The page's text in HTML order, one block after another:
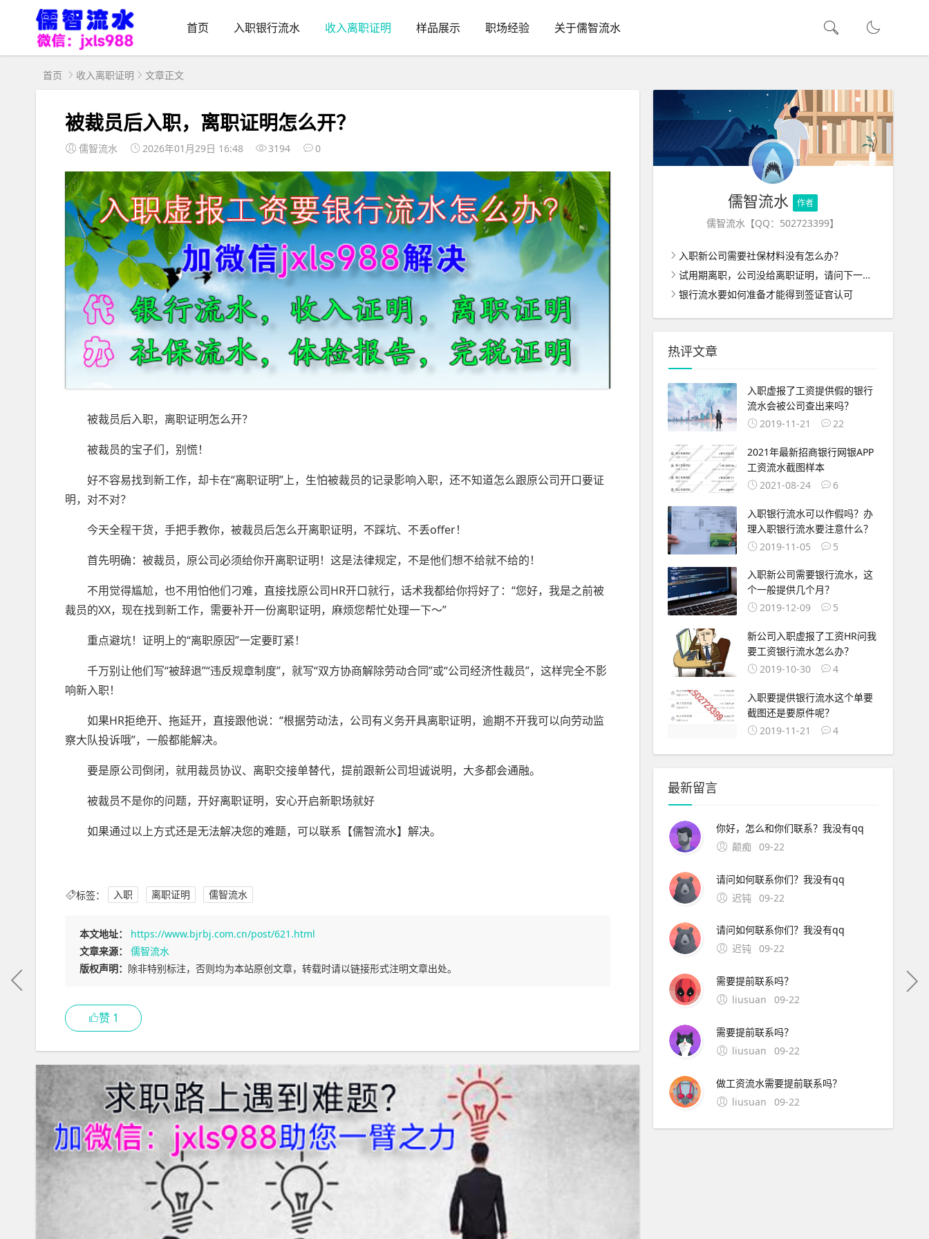
首页 入职银行流水 收入离职证明 样品展示 职场经验 关于儒智流水
首页 收入离职证明 文章正文
被裁员后入职，离职证明怎么开？
儒智流水 2026年01月29日 16:48 3194 0
被裁员后入职，离职证明怎么开？
被裁员的宝子们，别慌！
好不容易找到新工作，却卡在“离职证明”上，生怕被裁员的记录影响入职，还不知道怎么跟原公司开口要证
明，对不对？
今天全程干货，手把手教你，被裁员后怎么开离职证明，不踩坑、不丢offer！
首先明确：被裁员，原公司必须给你开离职证明！这是法律规定，不是他们想不给就不给的！
不用觉得尴尬，也不用怕他们刁难，直接找原公司HR开口就行，话术我都给你捋好了：“您好，我是之前被
裁员的XX，现在找到新工作，需要补开一份离职证明，麻烦您帮忙处理一下～”
重点避坑！证明上的“离职原因”一定要盯紧！
千万别让他们写“被辞退”“违反规章制度”，就写“双方协商解除劳动合同”或“公司经济性裁员”，这样完全不影
响新入职！
如果HR拒绝开、拖延开，直接跟他说：“根据劳动法，公司有义务开具离职证明，逾期不开我可以向劳动监
察大队投诉哦”，一般都能解决。
要是原公司倒闭，就用裁员协议、离职交接单替代，提前跟新公司坦诚说明，大多都会通融。
被裁员不是你的问题，开好离职证明，安心开启新职场就好
如果通过以上方式还是无法解决您的难题，可以联系【儒智流水】解决。
标签： 入职 离职证明 儒智流水
本文地址：
https://www.bjrbj.com.cn/post/621.html
文章来源：
儒智流水
版权声明： 除非特别标注，否则均为本站原创文章，转载时请以链接形式注明文章出处。
赞 1
儒智流水 作者
儒智流水【QQ：502723399】
入职新公司需要社保材料没有怎么办？
试用期离职，公司没给离职证明，请问下一家公司入职怎么办呢？
银行流水要如何准备才能得到签证官认可
热评文章
入职虚报了工资提供假的银行
流水会被公司查出来吗？
2019-11-21
22
2021年最新招商银行网银APP
工资流水截图样本
2021-08-24
6
入职银行流水可以作假吗？办
理入职银行流水要注意什么？
2019-11-05
5
入职新公司需要银行流水，这
个一般提供几个月？
2019-12-09
5
新公司入职虚报了工资HR问我
要工资银行流水怎么办？
2019-10-30
4
入职要提供银行流水这个单要
截图还是要原件呢？
2019-11-21
4
最新留言
你好，怎么和你们联系？我没有qq
颠痴 09-22
请问如何联系你们？我没有qq
迟钝 09-22
请问如何联系你们？我没有qq
迟钝 09-22
需要提前联系吗？
liusuan
09-22
需要提前联系吗？
liusuan
09-22
做工资流水需要提前联系吗？
liusuan
09-22